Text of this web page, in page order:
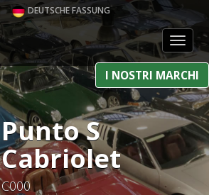
DEUTSCHE FASSUNG
I NOSTRI MARCHI
Punto S
Cabriolet
C000